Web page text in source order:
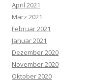
April 2021
März 2021
Februar 2021
Januar 2021
Dezember 2020
November 2020
Oktober 2020